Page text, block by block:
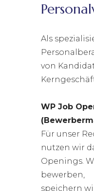
Als
von
WP Job
Für unser
nutzen wir
Openings.
bewerben,
speichern